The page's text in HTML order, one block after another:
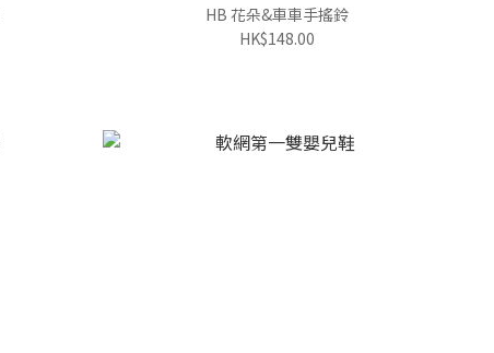
HB 花朵&車車手搖鈴
HK$148.00